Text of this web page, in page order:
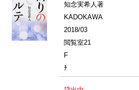
知念実希人著
KADOKAWA
2018/03
閲覧室21
F
ﾁ